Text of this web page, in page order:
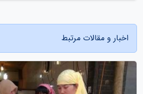
اخبار و مقالات مرتبط